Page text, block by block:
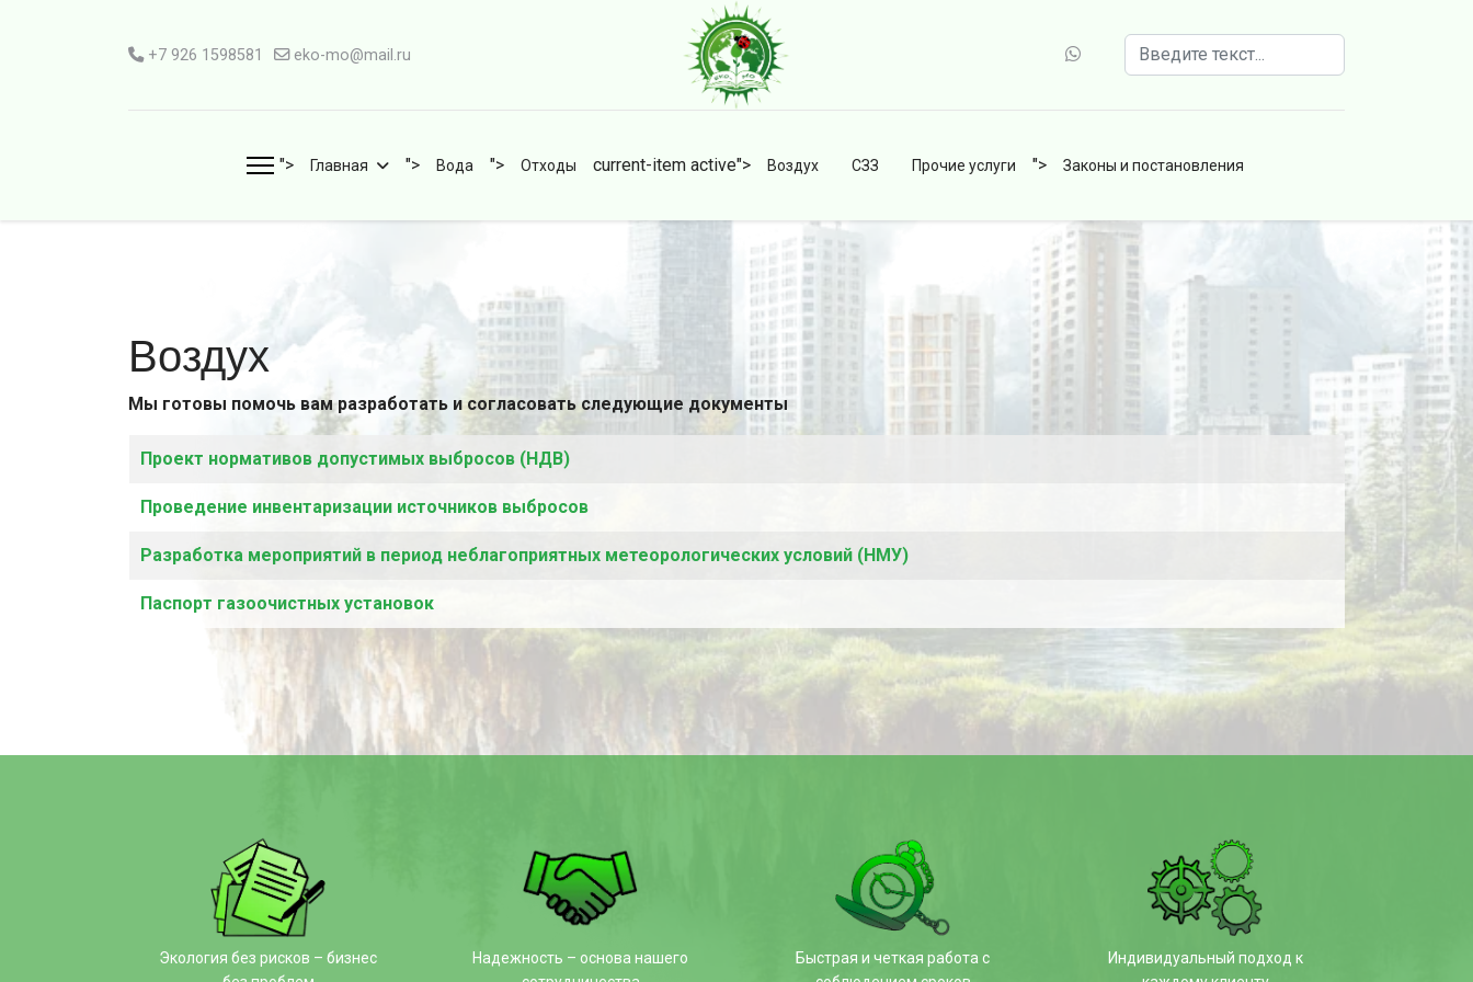
+7 926 1598581 eko-mo@mail.ru Поиск
"> Главная "> Вода "> Отходы current-item active"> Воздух СЗЗ Прочие услуги "> Законы и постановления
Воздух
Мы готовы помочь вам разработать и согласовать следующие документы
Материалы
Заголовок
Проект нормативов допустимых выбросов (НДВ)
Проведение инвентаризации источников выбросов
Разработка мероприятий в период неблагоприятных метеорологических условий (НМУ)
Паспорт газоочистных установок
Экология без рисков – бизнес
Надежность – основа нашего
Быстрая и четкая работа с
Индивидуальный подход к